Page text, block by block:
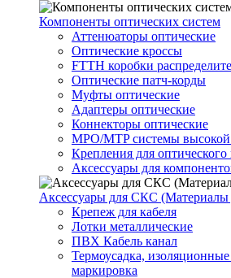
Компоненты оптических систем
Аттенюаторы оптические
Оптические кроссы
FTTH коробки
Оптические патч-корды
Муфты оптические
Адаптеры оптические
Коннекторы оптические
MPO/MTP системы
Крепления для оптического
Аксессуары для
Аксессуары для СКС (Материалы
Крепеж для кабеля
Лотки металлические
ПВХ Кабель канал
Термоусадка,
маркировка